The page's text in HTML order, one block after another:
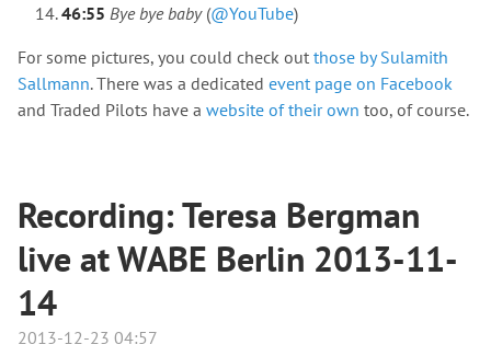
46:55 Bye bye baby(@YouTube)
For some pictures, you could check out those by Sulamith
Sallmann. There was a dedicated event page on Facebook
and Traded Pilots have a website of their own too, of course.
Recording: Teresa Bergman
live at WABE Berlin 2013-11-
14
2013-12-23 04:57